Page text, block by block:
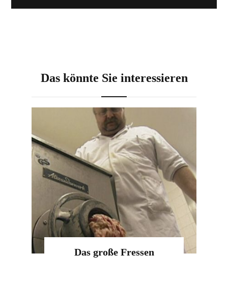
Das könnte Sie interessieren
Das große Fressen